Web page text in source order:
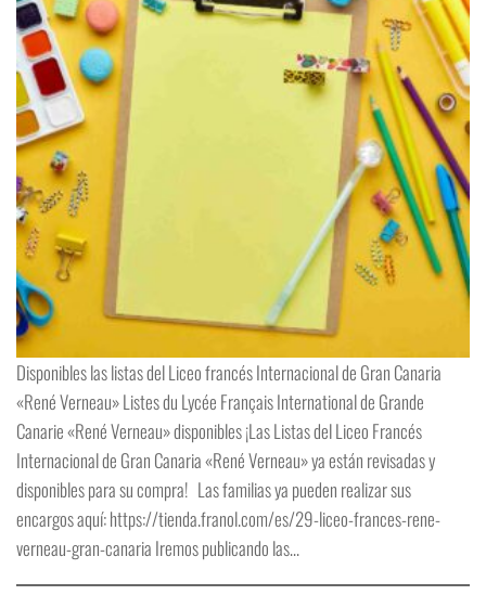
Disponibles las listas del Liceo francés Internacional de Gran Canaria
«René Verneau» Listes du Lycée Français International de Grande
Canarie «René Verneau» disponibles ¡Las Listas del Liceo Francés
Internacional de Gran Canaria «René Verneau» ya están revisadas y
disponibles para su compra! Las familias ya pueden realizar sus
encargos aquí: https://tienda.franol.com/es/29-liceo-frances-rene-
verneau-gran-canaria Iremos publicando las…